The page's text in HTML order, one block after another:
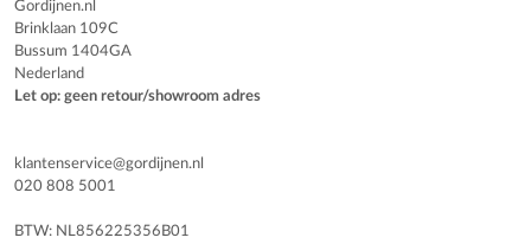
Gordijnen.nl
Brinklaan 109C
Bussum 1404GA
Nederland
Let op: geen retour/showroom adres
klantenservice@gordijnen.nl
020 808 5001
BTW: NL856225356B01